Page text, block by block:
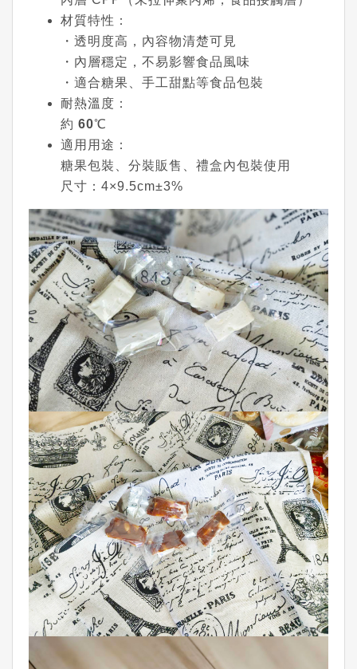
材質特性 ：
・透明度高，內容物清楚可見
・內層穩定，不易影響食品風味
・適合糖果、手工甜點等食品包裝
耐熱溫度 ：
約 60℃
適用用途 ：
糖果包裝、分裝販售、禮盒內包裝使用
尺寸 ：4×9.5cm±3%